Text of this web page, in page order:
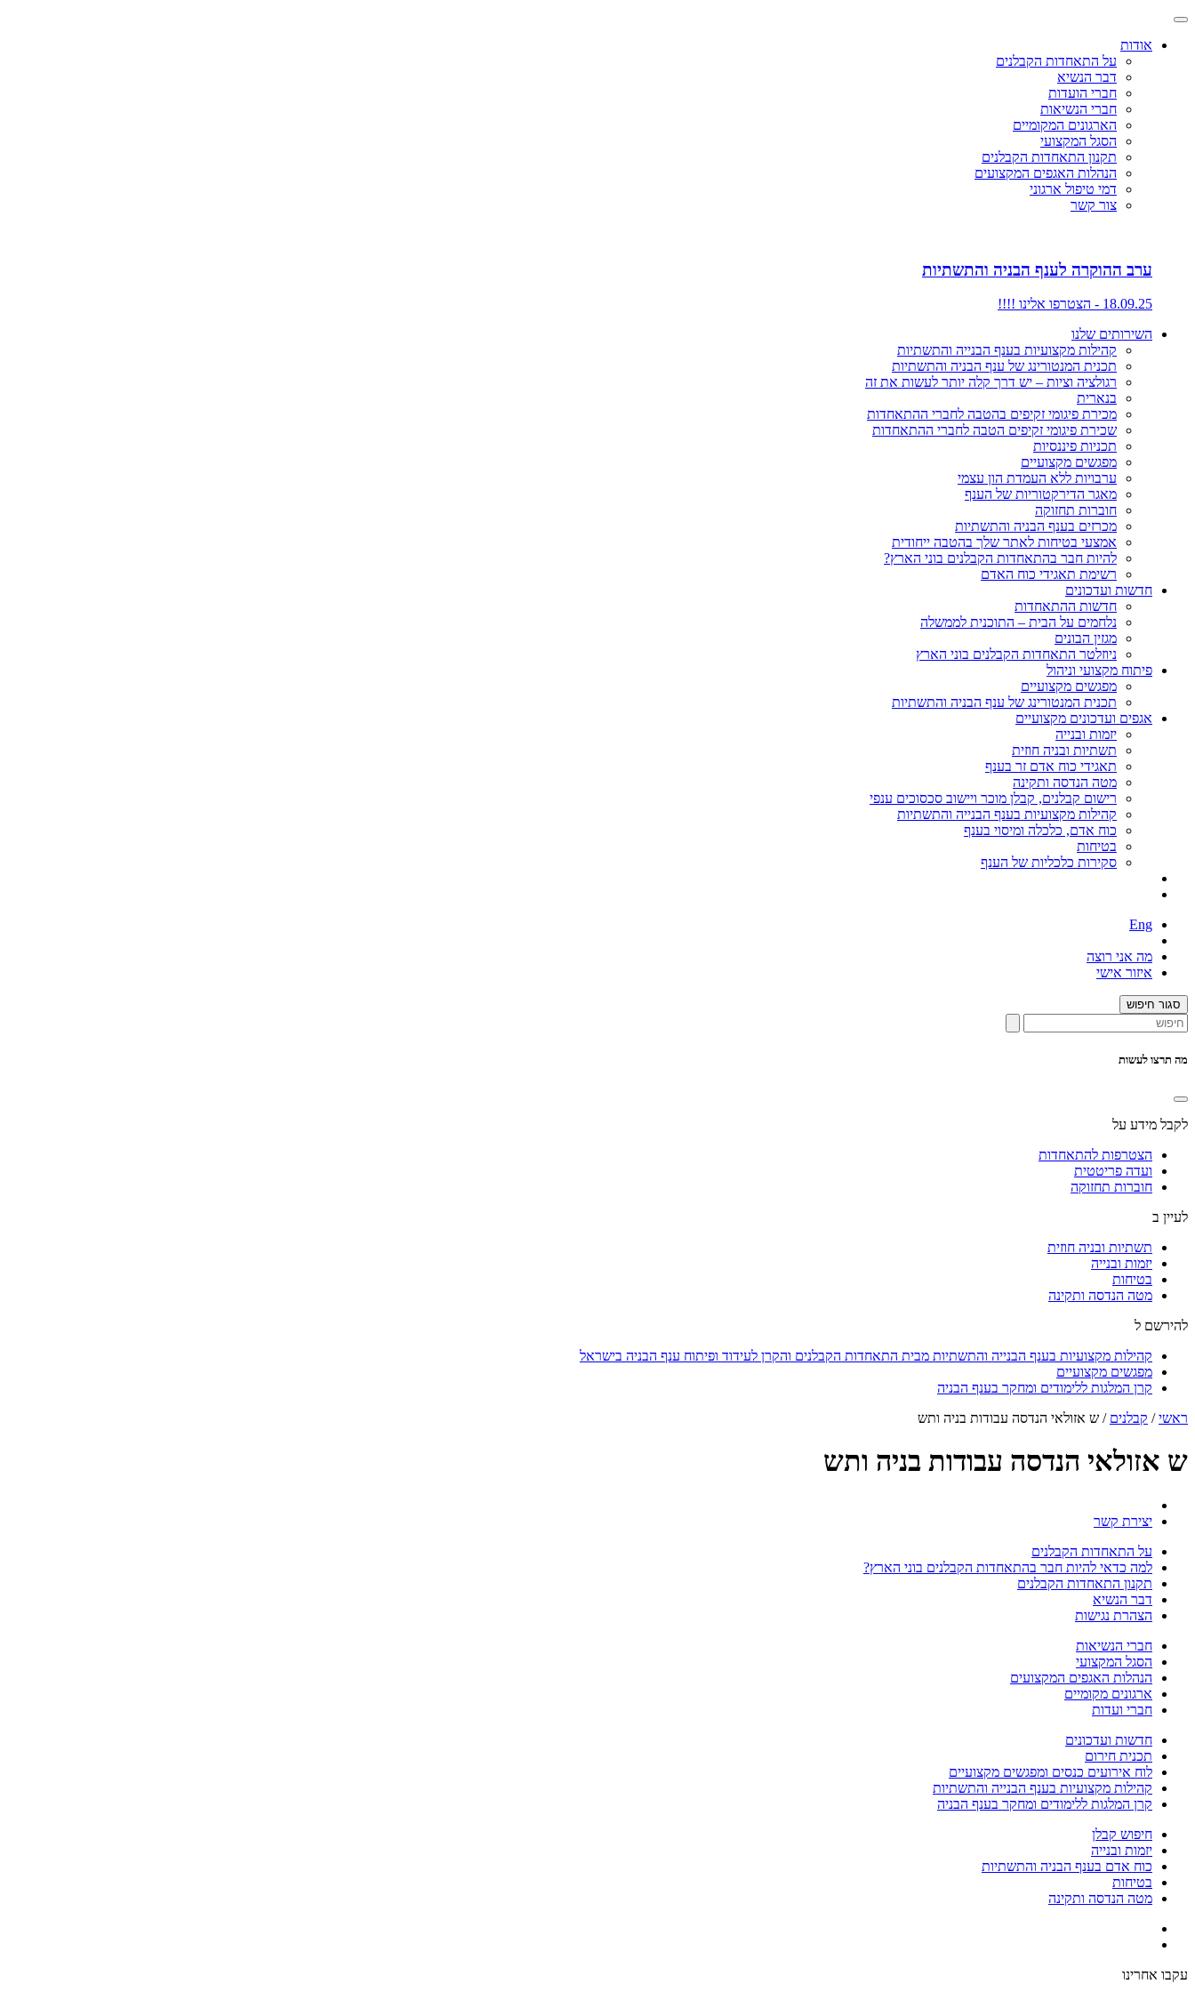
אודות
על התאחדות הקבלנים
דבר הנשיא
חברי הועדות
חברי הנשיאות
הארגונים המקומיים
הסגל המקצועי
תקנון התאחדות הקבלנים
הנהלות האגפים המקצועים
דמי טיפול ארגוני
צור קשר
ערב ההוקרה לענף הבניה והתשתיות
18.09.25 - הצטרפו אלינו !!!!
השירותים שלנו
קהילות מקצועיות בענף הבנייה והתשתיות
תכנית המנטורינג של ענף הבניה והתשתיות
רגולציה וציות – יש דרך קלה יותר לעשות את זה
בנארית
מכירת פיגומי זקיפים בהטבה לחברי ההתאחדות
שכירת פיגומי זקיפים הטבה לחברי ההתאחדות
תכניות פיננסיות
מפגשים מקצועיים
ערבויות ללא העמדת הון עצמי
מאגר הדירקטוריות של הענף
חוברות תחזוקה
מכרזים בענף הבניה והתשתיות
אמצעי בטיחות לאתר שלך בהטבה ייחודית
להיות חבר בהתאחדות הקבלנים בוני הארץ?
רשימת תאגידי כוח האדם
חדשות ועדכונים
חדשות ההתאחדות
נלחמים על הבית – התוכנית לממשלה
מגזין הבונים
ניוזלטר התאחדות הקבלנים בוני הארץ
פיתוח מקצועי וניהול
מפגשים מקצועיים
תכנית המנטורינג של ענף הבניה והתשתיות
אגפים ועדכונים מקצועיים
יזמות ובנייה
תשתיות ובניה חוזית
תאגידי כוח אדם זר בענף
מטה הנדסה ותקינה
רישום קבלנים, קבלן מוכר ויישוב סכסוכים ענפי
קהילות מקצועיות בענף הבנייה והתשתיות
כוח אדם, כלכלה ומיסוי בענף
בטיחות
סקירות כלכליות של הענף
Eng
מה אני רוצה
איזור אישי
סגור חיפוש
מה תרצו לעשות
לקבל מידע על
הצטרפות להתאחדות
ועדה פריטטית
חוברות תחזוקה
לעיין ב
תשתיות ובניה חוזית
יזמות ובנייה
בטיחות
מטה הנדסה ותקינה
להירשם ל
קהילות מקצועיות בענף הבנייה והתשתיות מבית התאחדות הקבלנים והקרן לעידוד ופיתוח ענף הבניה בישראל
מפגשים מקצועיים
קרן המלגות ללימודים ומחקר בענף הבניה
ראשי/ קבלנים / ש אזולאי הנדסה עבודות בניה ותש
ש אזולאי הנדסה עבודות בניה ותש
יצירת קשר
על התאחדות הקבלנים
למה כדאי להיות חבר בהתאחדות הקבלנים בוני הארץ?
תקנון התאחדות הקבלנים
דבר הנשיא
הצהרת נגישות
חברי הנשיאות
הסגל המקצועי
הנהלות האגפים המקצועים
ארגונים מקומיים
חברי ועדות
חדשות ועדכונים
תכנית חירום
לוח אירועים כנסים ומפגשים מקצועיים
קהילות מקצועיות בענף הבנייה והתשתיות
קרן המלגות ללימודים ומחקר בענף הבניה
חיפוש קבלן
יזמות ובנייה
כוח אדם בענף הבניה והתשתיות
בטיחות
מטה הנדסה ותקינה
עקבו אחרינו